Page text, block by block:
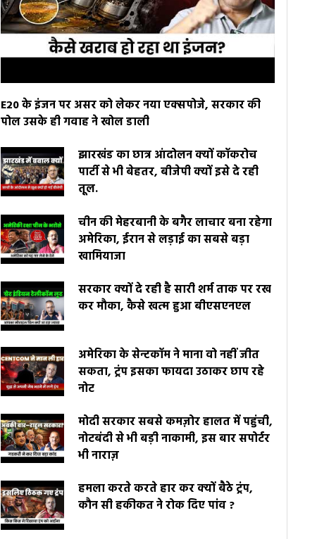
E20 के इंजन पर असर को लेकर नया एक्सपोजे, सरकार की
पोल उसके ही गवाह ने खोल डाली
झारखंड का छात्र आंदोलन क्यों कॉकरोच
पार्टी से भी बेहतर, बीजेपी क्यों इसे दे रही
तूल.
चीन की मेहरबानी के बगैर लाचार बना रहेगा
अमेरिका, ईरान से लड़ाई का सबसे बड़ा
खामियाजा
सरकार क्यों दे रही है सारी शर्म ताक पर रख
कर मौका, कैसे खत्म हुआ बीएसएनएल
अमेरिका के सेन्टकॉम ने माना वो नहीं जीत
सकता, ट्रंप इसका फायदा उठाकर छाप रहे
नोट
मोदी सरकार सबसे कमज़ोर हालत में पहुंची,
नोटबंदी से भी बड़ी नाकामी, इस बार सपोर्टर
भी नाराज़
हमला करते करते हार कर क्यों बैठे ट्रंप,
कौन सी हकीकत ने रोक दिए पांव ?